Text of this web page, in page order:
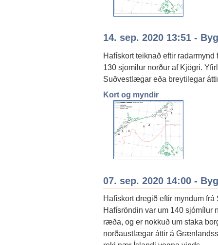
14. sep. 2020 13:51 -
Hafískort teiknað eftir
130 sjomilur norður af Kjögri.
Suðvestlægar eða breytilegar
Kort og myndir
07. sep. 2020 14:00 -
Hafískort dregið eftir myndum
Hafísröndin var um 140 sjómílur
ræða, og er nokkuð um staka
norðaustlægar áttir á